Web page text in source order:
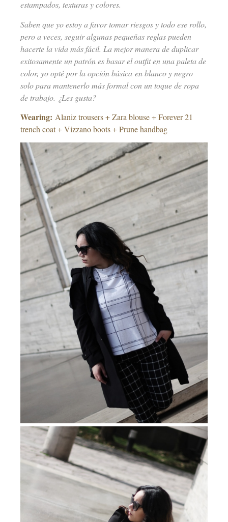
estampados, texturas y colores.
Saben que yo estoy a favor tomar riesgos y todo ese rollo,
pero a veces, seguir algunas pequeñas reglas pueden
hacerte la vida más fácil. La mejor manera de duplicar
exitosamente un patrón es basar el outfit en una paleta de
color, yo opté por la opción básica en blanco y negro
solo para mantenerlo más formal con un toque de ropa
de trabajo. ¿Les gusta?
Wearing: Alaniz trousers + Zara blouse + Forever 21
trench coat + Vizzano boots + Prune handbag